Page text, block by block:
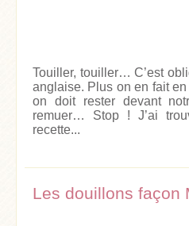
Touiller, touiller… C’est
anglaise. Plus on en fait
on doit rester devant
remuer… Stop ! J’ai
recette...
Les douillons façon